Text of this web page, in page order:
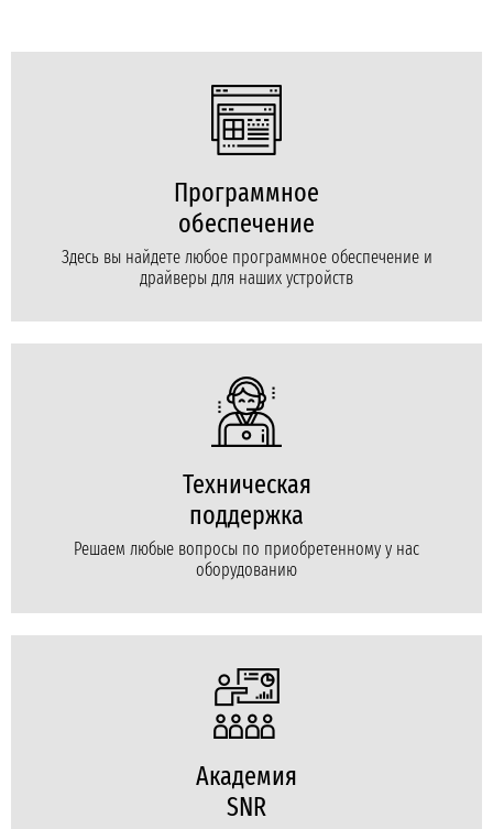
Программное
обеспечение
Здесь вы найдете любое программное обеспечение и
драйверы для наших устройств
Техническая
поддержка
Решаем любые вопросы по приобретенному у нас
оборудованию
Академия
SNR